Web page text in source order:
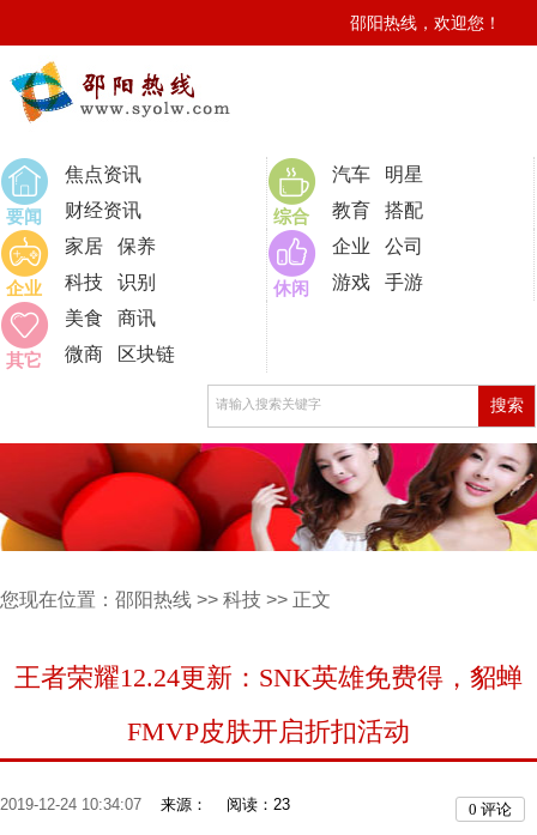
邵阳热线，欢迎您！
要闻
焦点资讯
财经资讯
综合
汽车
明星
教育
搭配
企业
家居
保养
科技
识别 休闲
企业
公司
游戏
手游
其它
美食
商讯
微商
区块链
您现在位置： 邵阳热线 >> 科技 >> 正文
王者荣耀12.24更新：SNK英雄免费得，貂蝉
FMVP皮肤开启折扣活动
2019-12-24 10:34:07 来源： 阅读：23 0 评论